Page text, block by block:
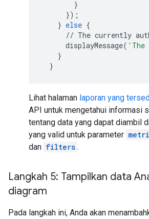
}
});
} else {
// The currently
displayMessage(
}
}
Lihat halaman laporan yang
API untuk mengetahui informasi
tentang data yang dapat diambil
yang valid untuk parameter
dan filters .
Langkah 5: Tampilkan data
diagram
Pada langkah ini, Anda akan